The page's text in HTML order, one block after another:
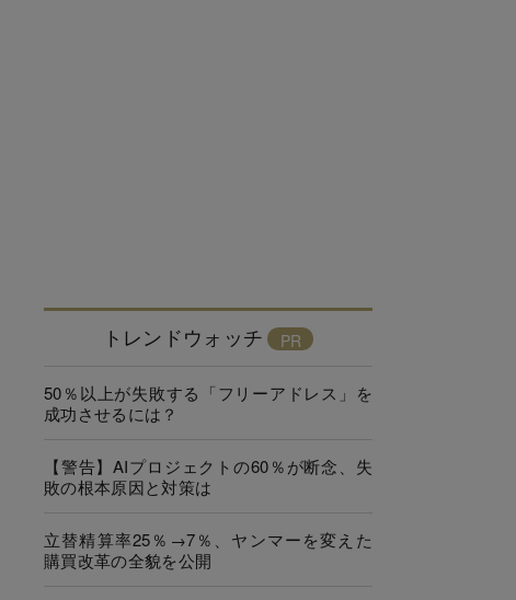
トレンドウォッチ
50％以上が失敗する「フリーアドレス」を
成功させるには？
【警告】AIプロジェクトの60％が断念、失
敗の根本原因と対策は
立替精算率25％→7％、ヤンマーを変えた
購買改革の全貌を公開